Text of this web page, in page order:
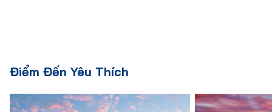
Điểm Đến Yêu Thích